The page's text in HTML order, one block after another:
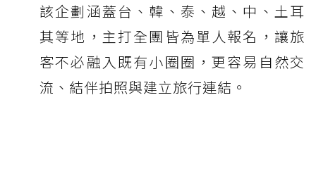
該企劃涵蓋台、韓、泰、越、中、土耳
其等地，主打全團皆為單人報名，讓旅
客不必融入既有小圈圈，更容易自然交
流、結伴拍照與建立旅行連結。